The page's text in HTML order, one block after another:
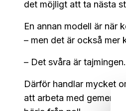
det möjligt att ta nästa
En annan modell är när
– men det är också mer
– Det svåra är
Därför handlar mycket
att arbeta med